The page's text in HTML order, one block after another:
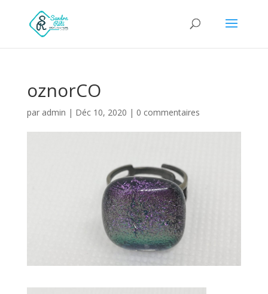
oznorCO
par admin | Déc 10, 2020 | 0 commentaires